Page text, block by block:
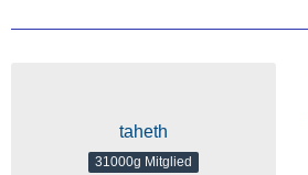
taheth
31000g Mitglied